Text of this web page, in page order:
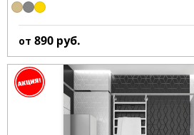
от 890 руб.